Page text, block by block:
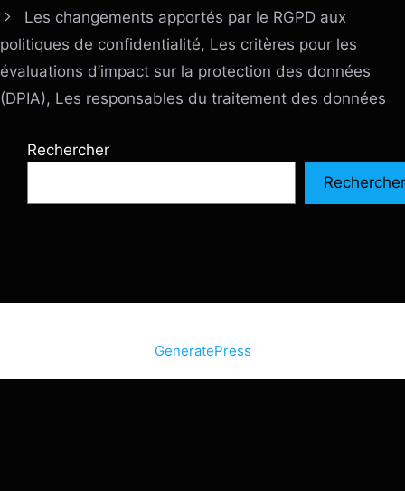
Les changements apportés par le RGPD aux
politiques de confidentialité, Les critères pour les
évaluations d’impact sur la protection des données
(DPIA), Les responsables du traitement des données
Rechercher
Rechercher
GeneratePress